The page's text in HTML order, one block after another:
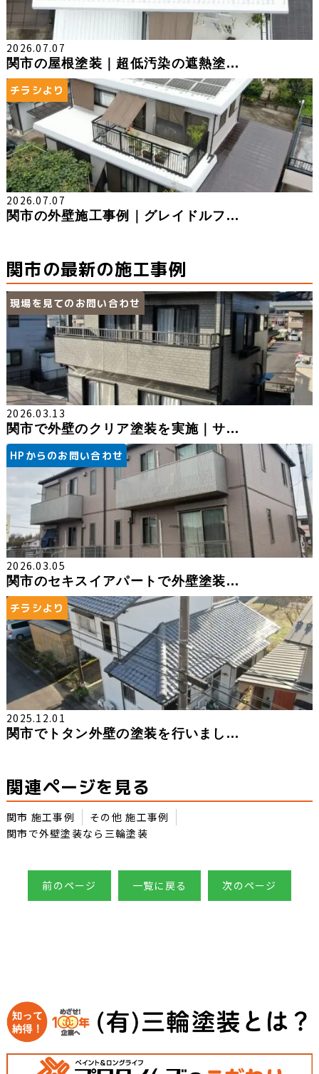
2026.07.07
関市の屋根塗装｜超低汚染の遮熱塗...
チラシより
2026.07.07
関市の外壁施工事例｜グレイドルフ...
関市の最新の施工事例
現場を見てのお問い合わせ
2026.03.13
関市で外壁のクリア塗装を実施｜サ...
HPからのお問い合わせ
2026.03.05
関市のセキスイアパートで外壁塗装...
チラシより
2025.12.01
関市でトタン外壁の塗装を行いまし...
関連ページを見る
関市 施工事例
その他 施工事例
関市で外壁塗装なら三輪塗装
前のページ 一覧に戻る 次のページ